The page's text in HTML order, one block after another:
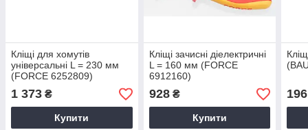
Кліщі для хомутів
універсальні L = 230 мм
(FORCE 6252809)
1 373 ₴
Купити
Кліщі зачисні діелектричні
L = 160 мм (FORCE
6912160)
928₴
Купити
196